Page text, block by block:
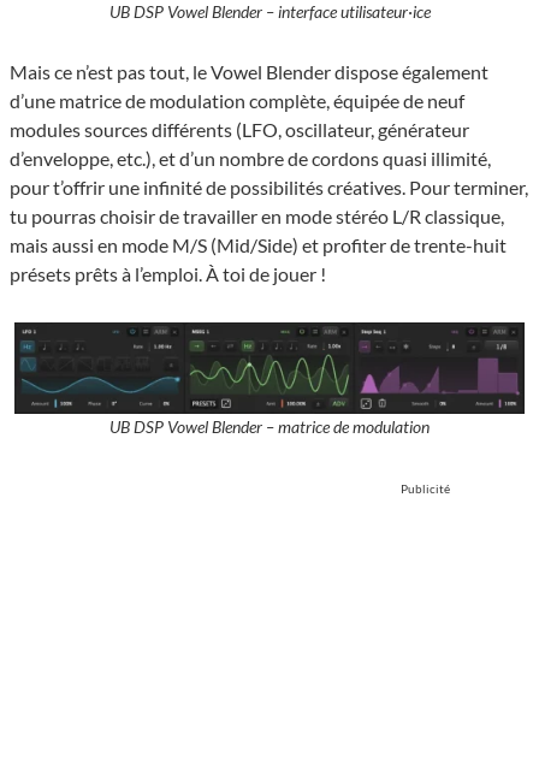
UB DSP Vowel Blender – interface utilisateur·ice
Mais ce n’est pas tout, le Vowel Blender dispose également
d’une matrice de modulation complète, équipée de neuf
modules sources différents (LFO, oscillateur, générateur
d’enveloppe, etc.), et d’un nombre de cordons quasi illimité,
pour t’offrir une infinité de possibilités créatives. Pour terminer,
tu pourras choisir de travailler en mode stéréo L/R classique,
mais aussi en mode M/S (Mid/Side) et profiter de trente-huit
présets prêts à l’emploi. À toi de jouer !
UB DSP Vowel Blender – matrice de modulation
Publicité